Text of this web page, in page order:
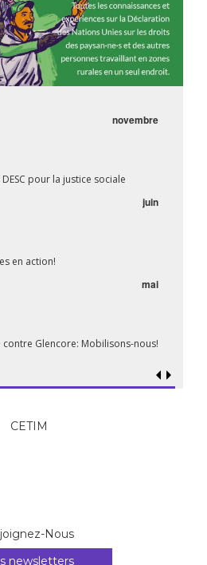
novembre
pour la justice sociale
juin
en action!
mai
contre Glencore: Mobilisons-nous!
CETIM
Nous
newsletters